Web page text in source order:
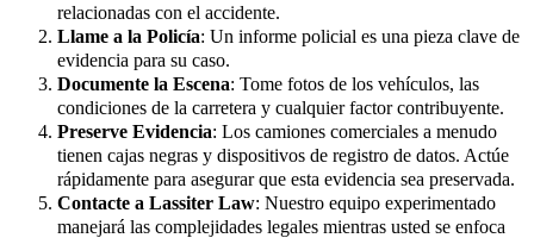
relacionadas con el accidente.
Llame a la Policía: Un informe policial es una pieza clave de
evidencia para su caso.
Documente la Escena: Tome fotos de los vehículos, las
condiciones de la carretera y cualquier factor contribuyente.
Preserve Evidencia: Los camiones comerciales a menudo
tienen cajas negras y dispositivos de registro de datos. Actúe
rápidamente para asegurar que esta evidencia sea preservada.
Contacte a Lassiter Law: Nuestro equipo experimentado
manejará las complejidades legales mientras usted se enfoca